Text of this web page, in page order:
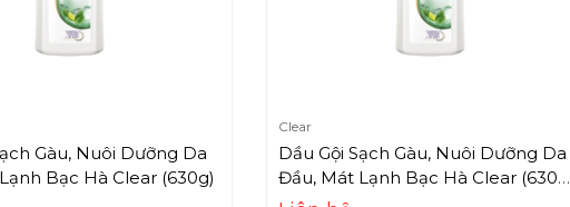
Gàu, Nuôi Dưỡng Da
Bạc Hà Clear (630g)
Clear
Dầu Gội Sạch Gàu, Nuôi Dưỡng Da
Đầu, Mát Lạnh Bạc Hà Clear (630g)
+ Tặng Khăn